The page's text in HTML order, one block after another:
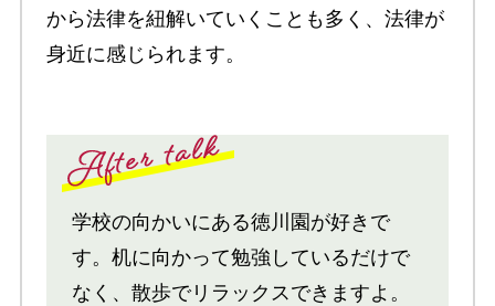
から法律を紐解いていくことも多く、法律が
身近に感じられます。
学校の向かいにある徳川園が好きで
す。机に向かって勉強しているだけで
なく、散歩でリラックスできますよ。